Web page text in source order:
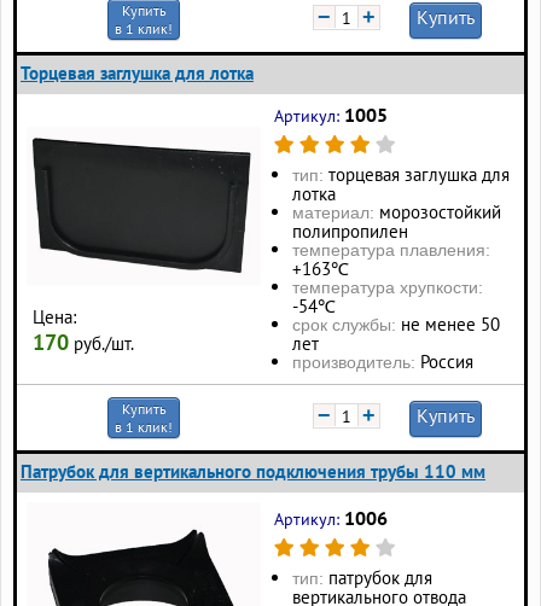
Купить
в 1 клик!
− + Купить
Торцевая заглушка для лотка
Цена:
170 руб./шт.
Артикул: 1005
тип: торцевая заглушка для
лотка
материал: морозостойкий
полипропилен
температура плавления:
+163℃
температура хрупкости:
-54℃
срок службы: не менее 50
лет
производитель: Россия
Купить
в 1 клик!
− + Купить
Патрубок для вертикального подключения трубы 110 мм
Артикул: 1006
тип: патрубок для
вертикального отвода